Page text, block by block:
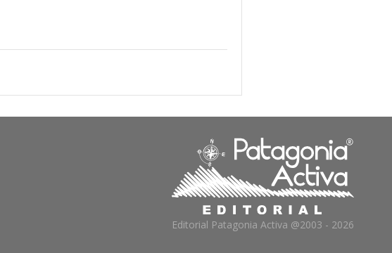
Editorial Patagonia Activa @2003 - 2026